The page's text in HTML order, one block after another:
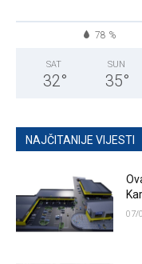
78 %
SAT
32°
SUN
35°
NAJČITANIJE VIJESTI
07/